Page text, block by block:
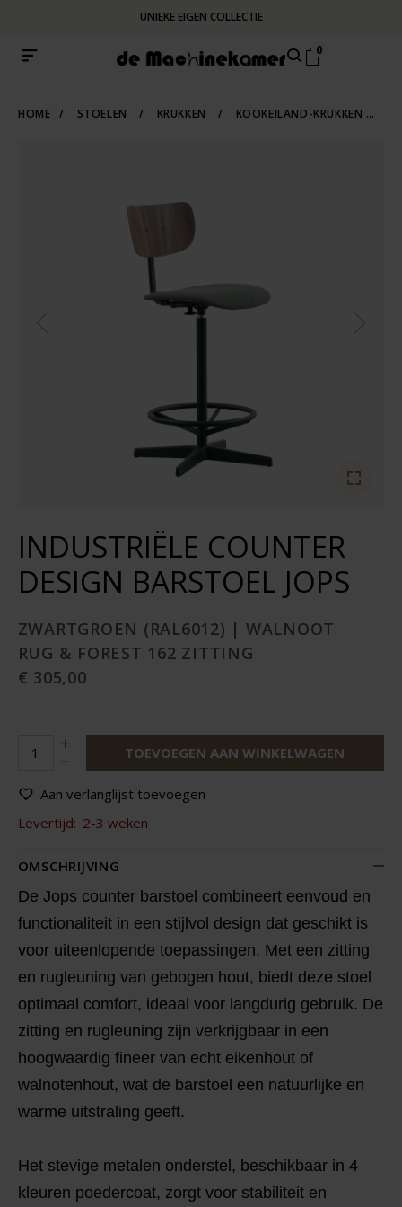
UNIEKE EIGEN COLLECTIE
0
HOME / STOELEN / KRUKKEN / KOOKEILAND-KRUKKEN
INDUSTRIËLE COUNTER
DESIGN BARSTOEL JOPS
ZWARTGROEN (RAL6012) | WALNOOT
RUG & FOREST 162 ZITTING
€ 305,00
TOEVOEGEN AAN WINKELWAGEN
Aan verlanglijst toevoegen
Levertijd: 2-3 weken
OMSCHRIJVING
De Jops counter barstoel combineert eenvoud en
functionaliteit in een stijlvol design dat geschikt is
voor uiteenlopende toepassingen. Met een zitting
en rugleuning van gebogen hout, biedt deze stoel
optimaal comfort, ideaal voor langdurig gebruik. De
zitting en rugleuning zijn verkrijgbaar in een
hoogwaardig fineer van echt eikenhout of
walnotenhout, wat de barstoel een natuurlijke en
warme uitstraling geeft.
Het stevige metalen onderstel, beschikbaar in 4
kleuren poedercoat, zorgt voor stabiliteit en